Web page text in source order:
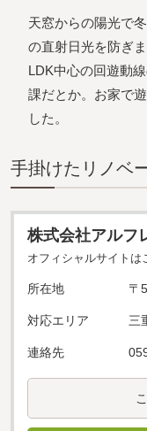
天窓からの陽光で
の直射日光を防ぎま
LDK中心の回遊動
課だとか。お家で
した。
⼿掛けたリノベ
株式会社アルフ
オフィシャルサイトは
所在地 〒
対応エリア 三
連絡先